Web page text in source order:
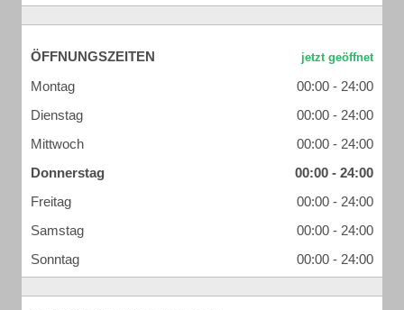
ÖFFNUNGSZEITEN
Montag
00:00 - 24:00
Dienstag
00:00 - 24:00
Mittwoch
00:00 - 24:00
Donnerstag
00:00 - 24:00
Freitag
00:00 - 24:00
Samstag
00:00 - 24:00
Sonntag
00:00 - 24:00